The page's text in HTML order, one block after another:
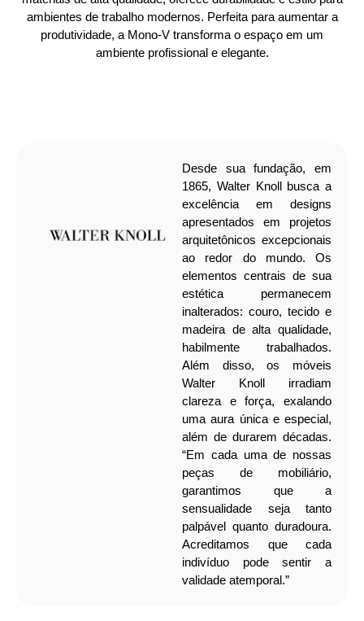
ambientes de trabalho modernos. Perfeita para aumentar a
produtividade, a Mono-V transforma o espaço em um
ambiente profissional e elegante.
Desde sua fundação, em
1865, Walter Knoll busca a
excelência em designs
apresentados em projetos
arquitetônicos excepcionais
ao redor do mundo. Os
elementos centrais de sua
estética permanecem
inalterados: couro, tecido e
madeira de alta qualidade,
habilmente trabalhados.
Além disso, os móveis
Walter Knoll irradiam
clareza e força, exalando
uma aura única e especial,
além de durarem décadas.
“Em cada uma de nossas
peças de mobiliário,
garantimos que a
sensualidade seja tanto
palpável quanto duradoura.
Acreditamos que cada
indivíduo pode sentir a
validade atemporal.”